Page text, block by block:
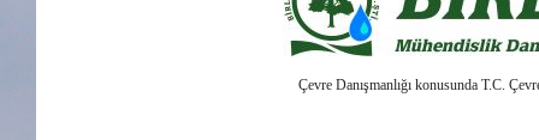
Çevre Danışmanlığı konusunda T.C.